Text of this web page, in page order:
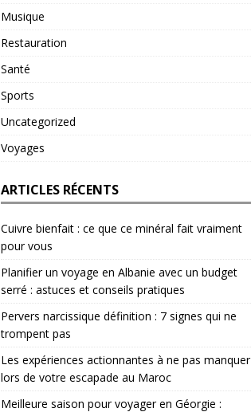
Musique
Restauration
Santé
Sports
Uncategorized
Voyages
ARTICLES RÉCENTS
Cuivre bienfait : ce que ce minéral fait vraiment
pour vous
Planifier un voyage en Albanie avec un budget
serré : astuces et conseils pratiques
Pervers narcissique définition : 7 signes qui ne
trompent pas
Les expériences actionnantes à ne pas manquer
lors de votre escapade au Maroc
Meilleure saison pour voyager en Géorgie :